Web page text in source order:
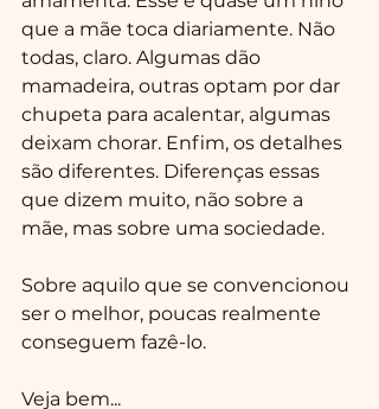
que a mãe toca diariamente. Não
todas, claro. Algumas dão
mamadeira, outras optam por dar
chupeta para acalentar, algumas
deixam chorar. Enfim, os detalhes
são diferentes. Diferenças essas
que dizem muito, não sobre a
mãe, mas sobre uma sociedade.
Sobre aquilo que se convencionou
ser o melhor, poucas realmente
conseguem fazê-lo.
Veja bem...